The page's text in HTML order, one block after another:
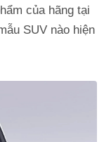
của hãng tại
SUV nào hiện